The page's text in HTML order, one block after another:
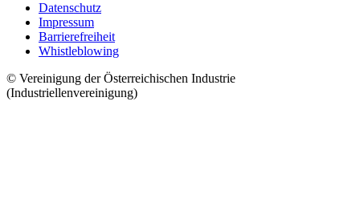
Datenschutz
Impressum
Barrierefreiheit
Whistleblowing
© Vereinigung der Österreichischen Industrie
(Industriellenvereinigung)